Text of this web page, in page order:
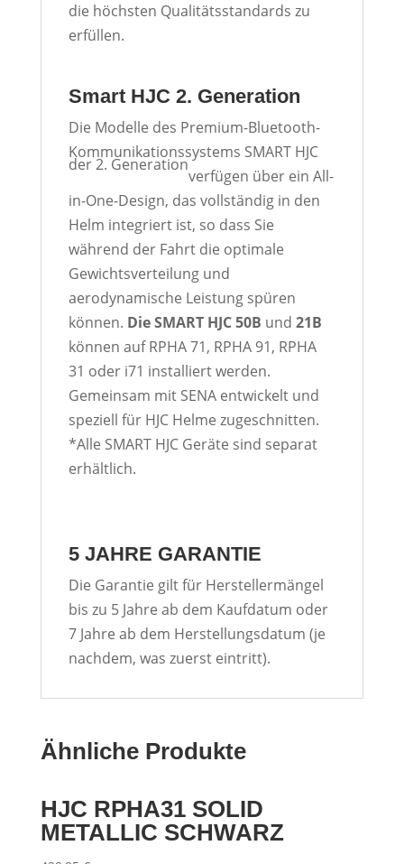
die höchsten Qualitätsstandards zu
erfüllen.
Smart HJC 2. Generation
Die Modelle des Premium-Bluetooth-
Kommunikationssystems SMART HJC
der 2. Generation
verfügen über ein All-
in-One-Design, das vollständig in den
Helm integriert ist, so dass Sie
während der Fahrt die optimale
Gewichtsverteilung und
aerodynamische Leistung spüren
können. Die SMART HJC 50B und 21B
können auf RPHA 71, RPHA 91, RPHA
31 oder i71 installiert werden.
Gemeinsam mit SENA entwickelt und
speziell für HJC Helme zugeschnitten.
*Alle SMART HJC Geräte sind separat
erhältlich.
5 JAHRE GARANTIE
Die Garantie gilt für Herstellermängel
bis zu 5 Jahre ab dem Kaufdatum oder
7 Jahre ab dem Herstellungsdatum (je
nachdem, was zuerst eintritt).
Ähnliche Produkte
HJC RPHA31 SOLID
METALLIC SCHWARZ